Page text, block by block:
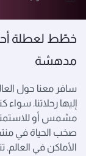
خطّط لعطلة
مدهشة
سافر معنا حول
إليها رحلاتنا.
مشمس أو
صخب الحياة في
الأماكن في